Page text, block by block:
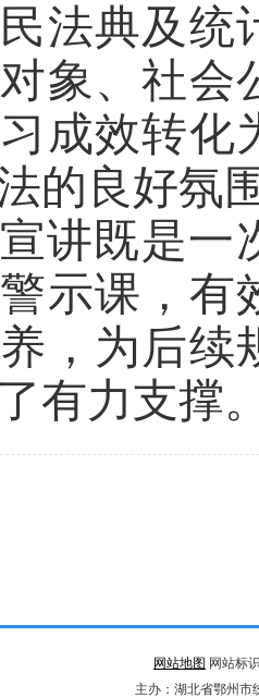
法典及统
象、社会
成效转化
的良好氛
讲既是一
示课，有
，为后续
有力支撑
网站地图 网站标
主办：湖北省鄂州